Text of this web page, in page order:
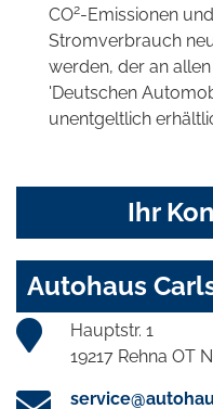
CO2-Emissionen
Stromverbrauch
werden, der an
'Deutschen
unentgeltlich
Ihr
Autohaus
Hauptstr. 1
19217 Rehna OT